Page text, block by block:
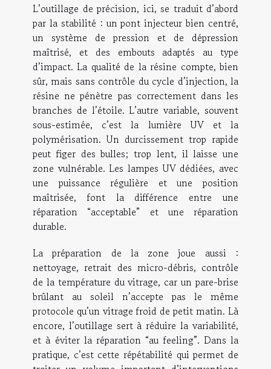
L’outillage de précision, ici, se traduit d’abord
par la stabilité : un pont injecteur bien centré,
un système de pression et de dépression
maîtrisé, et des embouts adaptés au type
d’impact. La qualité de la résine compte, bien
sûr, mais sans contrôle du cycle d’injection, la
résine ne pénètre pas correctement dans les
branches de l’étoile. L’autre variable, souvent
sous-estimée, c’est la lumière UV et la
polymérisation. Un durcissement trop rapide
peut figer des bulles; trop lent, il laisse une
zone vulnérable. Les lampes UV dédiées, avec
une puissance régulière et une position
maîtrisée, font la différence entre une
réparation “acceptable” et une réparation
durable.
La préparation de la zone joue aussi :
nettoyage, retrait des micro-débris, contrôle
de la température du vitrage, car un pare-brise
brûlant au soleil n’accepte pas le même
protocole qu’un vitrage froid de petit matin. Là
encore, l’outillage sert à réduire la variabilité,
et à éviter la réparation “au feeling”. Dans la
pratique, c’est cette répétabilité qui permet de